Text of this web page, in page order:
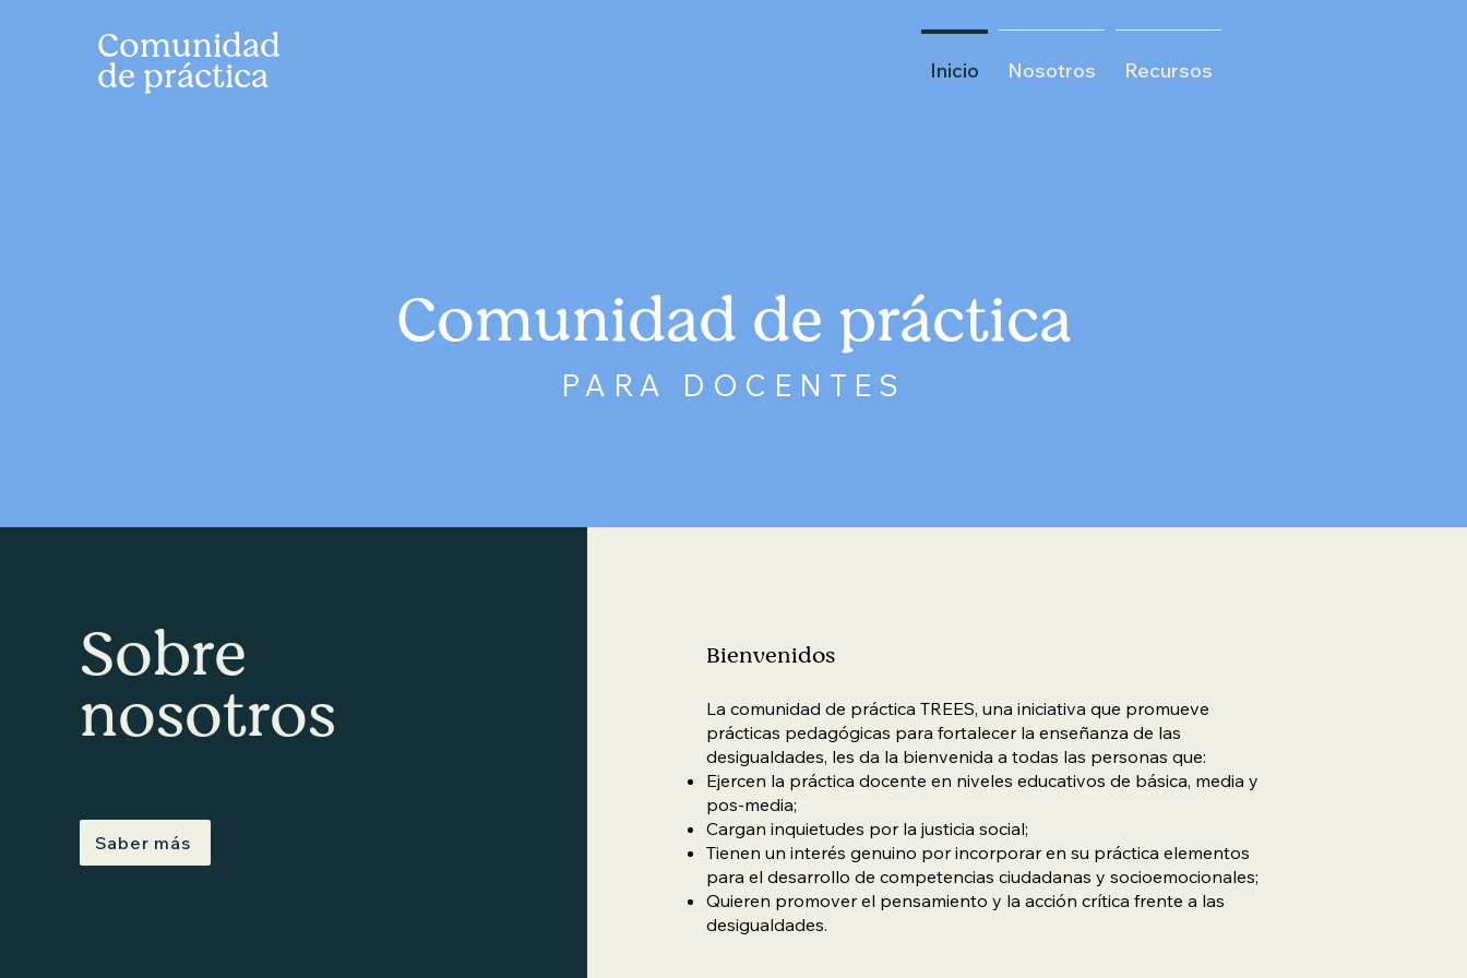
Comunidad
de práctica Inicio Nosotros Recursos
Comunidad de práctica
PARA DOCENTES
Sobre
nosotros
Saber más
Bienvenidos
La comunidad de práctica TREES, una iniciativa que promueve
prácticas pedagógicas para fortalecer la enseñanza de las
desigualdades, les da la bienvenida a todas las personas que:
Ejercen la práctica docente en niveles educativos de básica, media y
pos-media;
Cargan inquietudes por la justicia social;
Tienen un interés genuino por incorporar en su práctica elementos
para el desarrollo de competencias ciudadanas y socioemocionales;
Quieren promover el pensamiento y la acción crítica frente a las
desigualdades.